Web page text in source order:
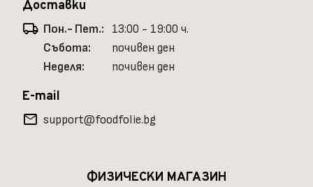
Доставки
local_shipping Пон.- Пет.:
13:00 - 19:00 ч.
Събота:
почивен ден
Неделя:
почивен ден
E-mail
mail support@foodfolie.bg
ФИЗИЧЕСКИ МАГАЗИН